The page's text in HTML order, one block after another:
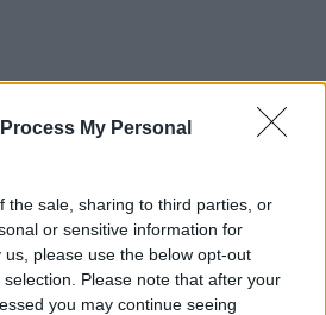
My Personal
the sale, sharing to third parties, or
or sensitive information for
please use the below opt-out
Please note that after your
you may continue seeing